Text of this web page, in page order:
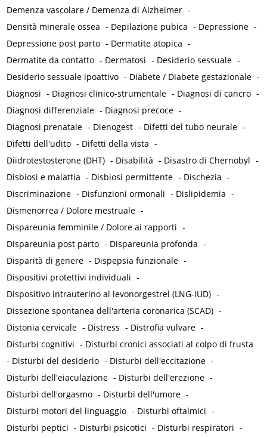
Demenza vascolare / Demenza di Alzheimer -
Densità minerale ossea - Depilazione pubica - Depressione -
Depressione post parto - Dermatite atopica -
Dermatite da contatto - Dermatosi - Desiderio sessuale -
Desiderio sessuale ipoattivo - Diabete / Diabete gestazionale -
Diagnosi - Diagnosi clinico-strumentale - Diagnosi di cancro -
Diagnosi differenziale - Diagnosi precoce -
Diagnosi prenatale - Dienogest - Difetti del tubo neurale -
Difetti dell'udito - Difetti della vista -
Diidrotestosterone (DHT) - Disabilità - Disastro di Chernobyl -
Disbiosi e malattia - Disbiosi permittente - Dischezia -
Discriminazione - Disfunzioni ormonali - Dislipidemia -
Dismenorrea / Dolore mestruale -
Dispareunia femminile / Dolore ai rapporti -
Dispareunia post parto - Dispareunia profonda -
Disparità di genere - Dispepsia funzionale -
Dispositivi protettivi individuali -
Dispositivo intrauterino al levonorgestrel (LNG-IUD) -
Dissezione spontanea dell'arteria coronarica (SCAD) -
Distonia cervicale - Distress - Distrofia vulvare -
Disturbi cognitivi - Disturbi cronici associati al colpo di frusta
- Disturbi del desiderio - Disturbi dell'eccitazione -
Disturbi dell'eiaculazione - Disturbi dell'erezione -
Disturbi dell'orgasmo - Disturbi dell'umore -
Disturbi motori del linguaggio - Disturbi oftalmici -
Disturbi peptici - Disturbi psicotici - Disturbi respiratori -